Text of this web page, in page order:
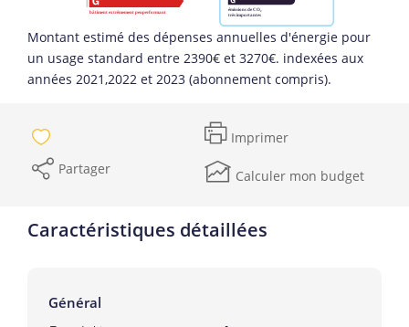
Montant estimé des dépenses annuelles d'énergie pour
un usage standard entre 2390€ et 3270€. indexées aux
années 2021,2022 et 2023 (abonnement compris).
Imprimer
Partager
Calculer mon budget
Caractéristiques détaillées
Général